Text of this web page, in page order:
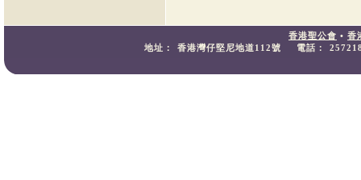
香港聖公會 • 香
地址：
香港灣仔堅尼地道112號 電話：